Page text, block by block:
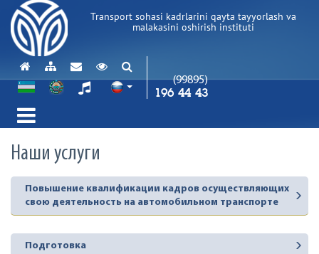
Transport sohasi kadrlarini qayta tayyorlash va
malakasini oshirish instituti
(99895)
196 44 43
Наши услуги
Повышение квалификации кадров осуществляющих
свою деятельность на автомобильном транспорте
Подготовка